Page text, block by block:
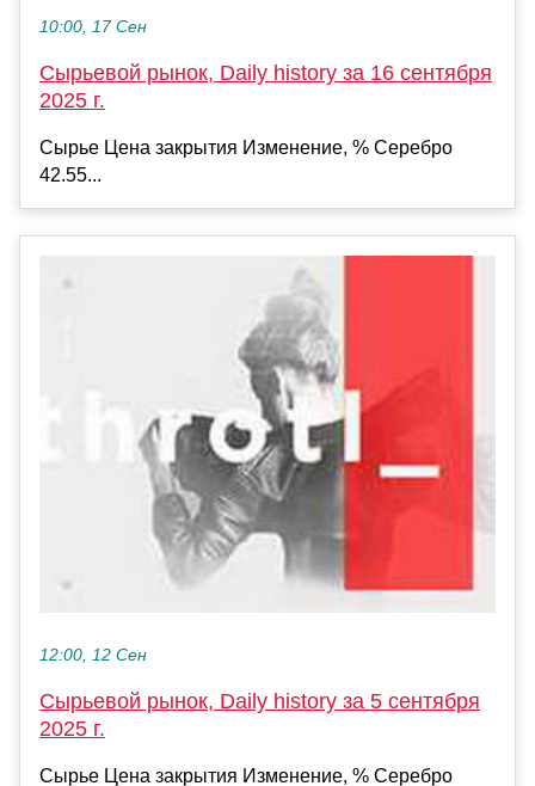
10:00, 17 Сен
Сырьевой рынок, Daily history за 16 сентября
2025 г.
Сырье Цена закрытия Изменение, % Серебро
42.55...
12:00, 12 Сен
Сырьевой рынок, Daily history за 5 сентября
2025 г.
Сырье Цена закрытия Изменение, % Серебро